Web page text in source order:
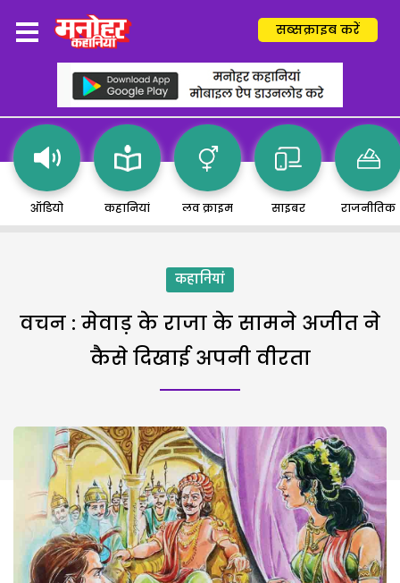
सब्सक्राइब करें
ऑडियो कहानियां लव क्राइम साइबर राजनीतिक
कहानियां
वचन : मेवाड़ के राजा के सामने अजीत ने
कैसे दिखाई अपनी वीरता